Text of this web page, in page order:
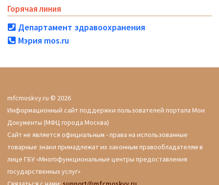
Горячая линия
Департамент здравоохранения
Мэрия mos.ru
mfcmoskvy.ru © 2026
Информационный сайт поддержки пользователей портала Мои
Документы (МФЦ города Москва)
Сайт не является официальным - права на использованные
товарные знаки принадлежат их законным правообладателям в
лице ГБУ «Многофункциональные центры предоставления
государственных услуг»